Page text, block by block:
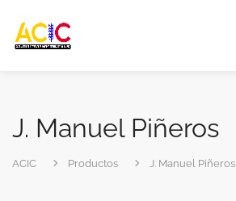
J. Manuel Piñeros
ACIC Productos J. Manuel Piñeros